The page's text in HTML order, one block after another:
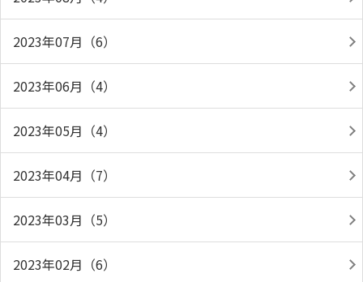
2023年07月（6）
2023年06月（4）
2023年05月（4）
2023年04月（7）
2023年03月（5）
2023年02月（6）